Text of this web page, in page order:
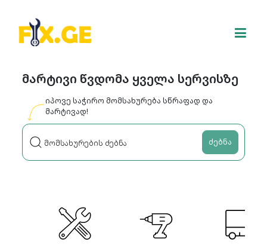
მარტივი წვდომა ყველა სერვისზე
იპოვე საჭირო მომსახურება სწრაფად და
მარტივად!
ძებნა